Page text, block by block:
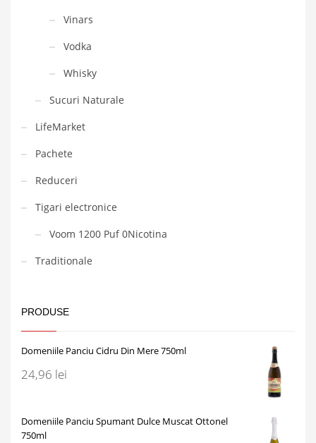
Vinars
Vodka
Whisky
Sucuri Naturale
LifeMarket
Pachete
Reduceri
Tigari electronice
Voom 1200 Puf 0Nicotina
Traditionale
PRODUSE
Domeniile Panciu Cidru Din Mere 750ml
24,96 lei
Domeniile Panciu Spumant Dulce Muscat Ottonel
750ml